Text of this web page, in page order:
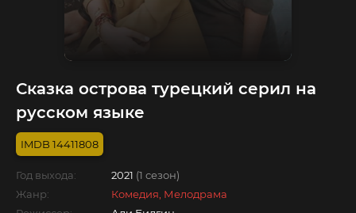
Сказка острова турецкий серил на
русском языке
14411808
Год выхода: 2021 (1 сезон)
Жанр:
Комедия, Мелодрама